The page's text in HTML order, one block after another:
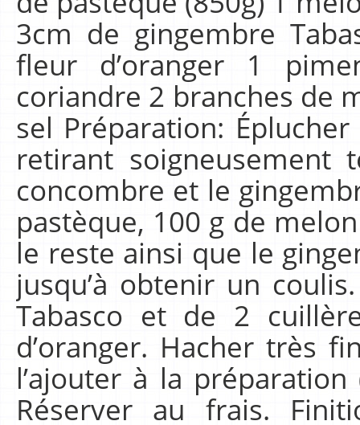
3cm de gingembre
fleur d’oranger 1
coriandre 2 branches de
sel Préparation:
retirant soigneusement
concombre et le
pastèque, 100 g de
le reste ainsi que le
jusqu’à obtenir un
Tabasco et de 2
d’oranger. Hacher très
l’ajouter à la
Réserver au frais.